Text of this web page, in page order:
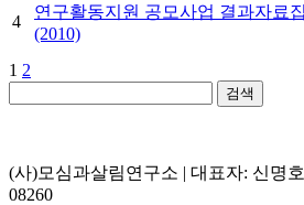
4
연구활동지원 공모사업 결과자료집
(2010)
1 2
검색
(사)모심과살림연구소 | 대표자: 신명
08260